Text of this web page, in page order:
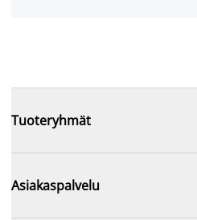
Tuoteryhmät
Asiakaspalvelu